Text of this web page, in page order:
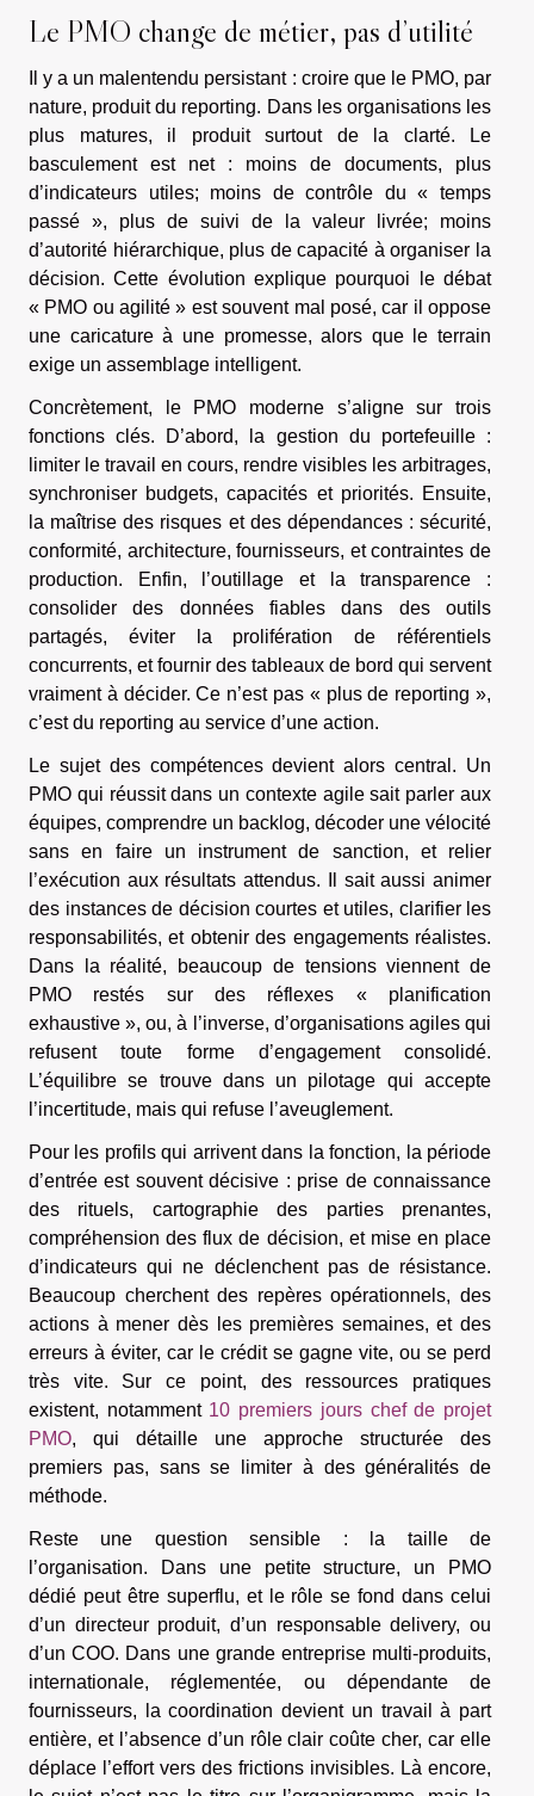
Le PMO change de métier, pas d’utilité
Il y a un malentendu persistant : croire que le PMO, par
nature, produit du reporting. Dans les organisations les
plus matures, il produit surtout de la clarté. Le
basculement est net : moins de documents, plus
d’indicateurs utiles; moins de contrôle du « temps
passé », plus de suivi de la valeur livrée; moins
d’autorité hiérarchique, plus de capacité à organiser la
décision. Cette évolution explique pourquoi le débat
« PMO ou agilité » est souvent mal posé, car il oppose
une caricature à une promesse, alors que le terrain
exige un assemblage intelligent.
Concrètement, le PMO moderne s’aligne sur trois
fonctions clés. D’abord, la gestion du portefeuille :
limiter le travail en cours, rendre visibles les arbitrages,
synchroniser budgets, capacités et priorités. Ensuite,
la maîtrise des risques et des dépendances : sécurité,
conformité, architecture, fournisseurs, et contraintes de
production. Enfin, l’outillage et la transparence :
consolider des données fiables dans des outils
partagés, éviter la prolifération de référentiels
concurrents, et fournir des tableaux de bord qui servent
vraiment à décider. Ce n’est pas « plus de reporting »,
c’est du reporting au service d’une action.
Le sujet des compétences devient alors central. Un
PMO qui réussit dans un contexte agile sait parler aux
équipes, comprendre un backlog, décoder une vélocité
sans en faire un instrument de sanction, et relier
l’exécution aux résultats attendus. Il sait aussi animer
des instances de décision courtes et utiles, clarifier les
responsabilités, et obtenir des engagements réalistes.
Dans la réalité, beaucoup de tensions viennent de
PMO restés sur des réflexes « planification
exhaustive », ou, à l’inverse, d’organisations agiles qui
refusent toute forme d’engagement consolidé.
L’équilibre se trouve dans un pilotage qui accepte
l’incertitude, mais qui refuse l’aveuglement.
Pour les profils qui arrivent dans la fonction, la période
d’entrée est souvent décisive : prise de connaissance
des rituels, cartographie des parties prenantes,
compréhension des flux de décision, et mise en place
d’indicateurs qui ne déclenchent pas de résistance.
Beaucoup cherchent des repères opérationnels, des
actions à mener dès les premières semaines, et des
erreurs à éviter, car le crédit se gagne vite, ou se perd
très vite. Sur ce point, des ressources pratiques
existent, notamment 10 premiers jours chef de projet
PMO, qui détaille une approche structurée des
premiers pas, sans se limiter à des généralités de
méthode.
Reste une question sensible : la taille de
l’organisation. Dans une petite structure, un PMO
dédié peut être superflu, et le rôle se fond dans celui
d’un directeur produit, d’un responsable delivery, ou
d’un COO. Dans une grande entreprise multi-produits,
internationale, réglementée, ou dépendante de
fournisseurs, la coordination devient un travail à part
entière, et l’absence d’un rôle clair coûte cher, car elle
déplace l’effort vers des frictions invisibles. Là encore,